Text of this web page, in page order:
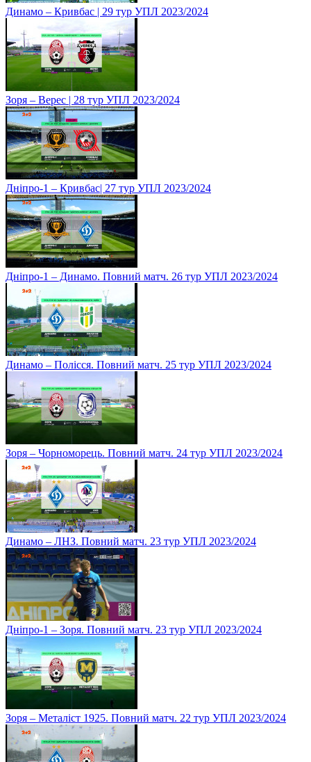
Динамо – Кривбас | 29 тур УПЛ 2023/2024
Зоря – Верес | 28 тур УПЛ 2023/2024
Дніпро-1 – Кривбас| 27 тур УПЛ 2023/2024
Дніпро-1 – Динамо. Повний матч. 26 тур УПЛ 2023/2024
Динамо – Полісся. Повний матч. 25 тур УПЛ 2023/2024
Зоря – Чорноморець. Повний матч. 24 тур УПЛ 2023/2024
Динамо – ЛНЗ. Повний матч. 23 тур УПЛ 2023/2024
Дніпро-1 – Зоря. Повний матч. 23 тур УПЛ 2023/2024
Зоря – Металіст 1925. Повний матч. 22 тур УПЛ 2023/2024